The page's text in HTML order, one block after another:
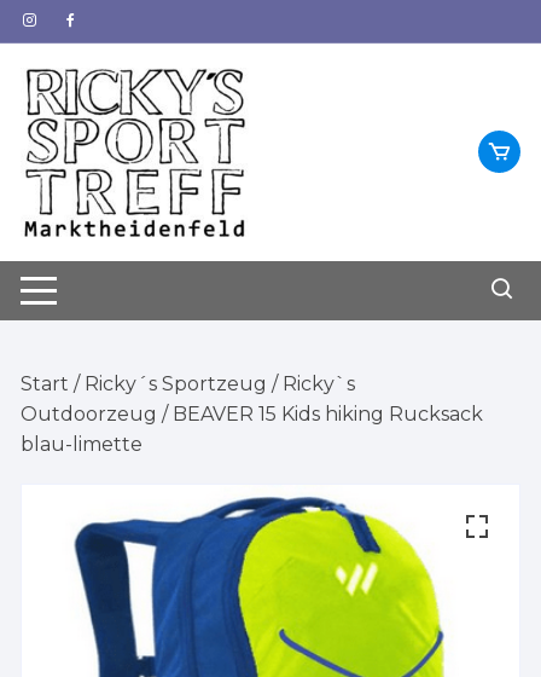
Zum
Inhalt
springen
Start / Ricky´s Sportzeug / Ricky`s
Outdoorzeug / BEAVER 15 Kids hiking Rucksack
blau-limette